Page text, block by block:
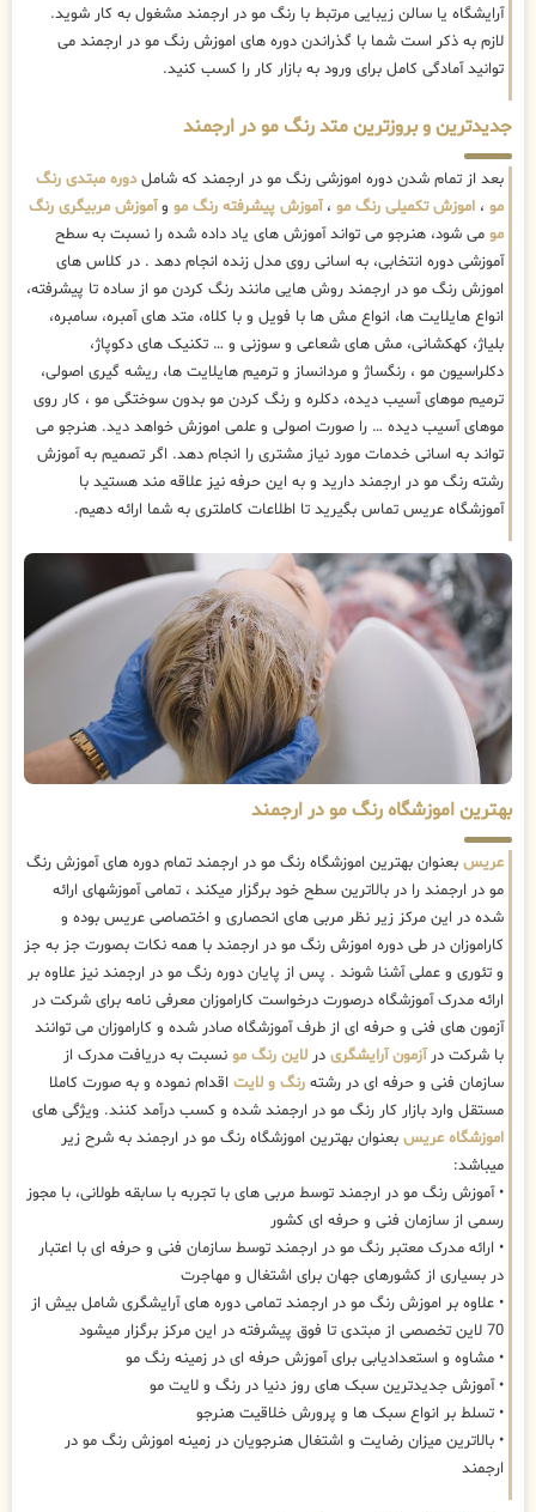
آرایشگاه یا سالن زیبایی مرتبط با رنگ مو در ارجمند مشغول به کار شوید.
لازم به ذکر است شما با گذراندن دوره های اموزش رنگ مو در ارجمند می
توانید آمادگی کامل برای ورود به بازار کار را کسب کنید.
جدیدترین و بروزترین متد رنگ مو در ارجمند
بعد از تمام شدن دوره اموزشی رنگ مو در ارجمند که شاملدوره مبتدی رنگ
مو ، اموزش تکمیلی رنگ مو ،آموزش پیشرفته رنگ مو وآموزش مربیگری رنگ
مو می شود، هنرجو می تواند آموزش های یاد داده شده را نسبت به سطح
آموزشی دوره انتخابی، به اسانی روی مدل زنده انجام دهد . در کلاس های
اموزش رنگ مو در ارجمند روش هایی مانند رنگ کردن مو از ساده تا پیشرفته،
انواع هایلایت ها، انواع مش ها با فویل و با کلاه، متد های آمبره، سامبره،
بلیاژ، کهکشانی، مش های شعاعی و سوزنی و … تکنیک های دکوپاژ،
دکلراسیون مو ، رنگساژ و مردانساز و ترمیم هایلایت ها، ریشه گیری اصولی،
ترمیم موهای آسیب دیده، دکلره و رنگ کردن مو بدون سوختگی مو ، کار روی
موهای آسیب دیده … را صورت اصولی و علمی اموزش خواهد دید. هنرجو می
تواند به اسانی خدمات مورد نیاز مشتری را انجام دهد. اگر تصمیم به آموزش
رشته رنگ مو در ارجمند دارید و به این حرفه نیز علاقه مند هستید با
آموزشگاه عریس تماس بگیرید تا اطلاعات کاملتری به شما ارائه دهیم.
بهترین اموزشگاه رنگ مو در ارجمند
عریس بعنوان بهترین اموزشگاه رنگ مو در ارجمند تمام دوره های آموزش رنگ
مو در ارجمند را در بالاترین سطح خود برگزار میکند ، تمامی آموزشهای ارائه
شده در این مرکز زیر نظر مربی های انحصاری و اختصاصی عریس بوده و
کاراموزان در طی دوره اموزش رنگ مو در ارجمند با همه نکات بصورت جز به جز
و تئوری و عملی آشنا شوند . پس از پایان دوره رنگ مو در ارجمند نیز علاوه بر
ارائه مدرک آموزشگاه درصورت درخواست کاراموزان معرفی نامه برای شرکت در
آزمون های فنی و حرفه ای از طرف آموزشگاه صادر شده و کاراموزان می توانند
با شرکت درآزمون آرایشگری در لاین رنگ مو نسبت به دریافت مدرک از
سازمان فنی و حرفه ای در رشته رنگ و لایت اقدام نموده و به صورت کاملا
مستقل وارد بازار کار رنگ مو در ارجمند شده و کسب درآمد کنند. ویژگی های
اموزشگاه عریس بعنوان بهترین اموزشگاه رنگ مو در ارجمند به شرح زیر
میباشد:
• آموزش رنگ مو در ارجمند توسط مربی های با تجربه با سابقه طولانی، با مجوز
رسمی از سازمان فنی و حرفه ای کشور
• ارائه مدرک معتبر رنگ مو در ارجمند توسط سازمان فنی و حرفه ای با اعتبار
در بسیاری از کشورهای جهان برای اشتغال و مهاجرت
• علاوه بر اموزش رنگ مو در ارجمند تمامی دوره های آرایشگری شامل بیش از
70 لاین تخصصی از مبتدی تا فوق پیشرفته در این مرکز برگزار میشود
• مشاوه و استعدادیابی برای آموزش حرفه ای در زمینه رنگ مو
• آموزش جدیدترین سبک های روز دنیا در رنگ و لایت مو
• تسلط بر انواع سبک ها و پرورش خلاقیت هنرجو
• بالاترین میزان رضایت و اشتغال هنرجویان در زمینه اموزش رنگ مو در
ارجمند